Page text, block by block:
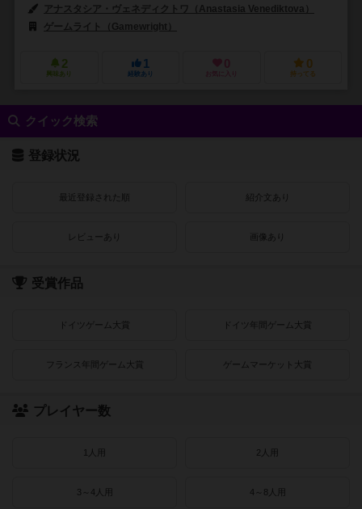
アナスタシア・ヴェネディクトワ（Anastasia Venediktova）
ゲームライト（Gamewright）
2
興味あり
1
経験あり
0
お気に入り
0
持ってる
クイック検索
登録状況
最近登録された順 紹介文あり
レビューあり 画像あり
受賞作品
ドイツゲーム大賞 ドイツ年間ゲーム大賞
フランス年間ゲーム大賞 ゲームマーケット大賞
プレイヤー数
1人用 2人用
3～4人用 4～8人用